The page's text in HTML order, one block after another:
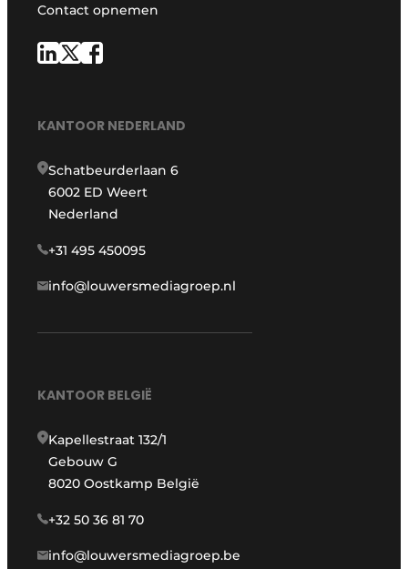
Contact opnemen
KANTOOR NEDERLAND
Schatbeurderlaan 6
6002 ED Weert
Nederland
+31 495 450095
info@louwersmediagroep.nl
KANTOOR BELGIË
Kapellestraat 132/1
Gebouw G
8020 Oostkamp België
+32 50 36 81 70
info@louwersmediagroep.be